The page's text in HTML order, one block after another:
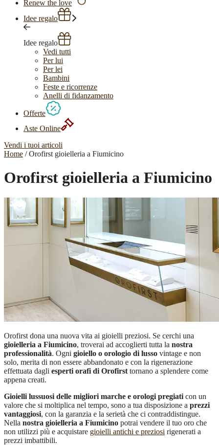
Renew the love
Idee regalo
Idee regalo
Vedi tutti
Per lui
Per lei
Bambini
Feste e ricorrenze
Anelli di fidanzamento
Offerte
Aste Online
Vendi i tuoi articoli
Home / Orofirst gioielleria a Fiumicino
Orofirst gioielleria a Fiumicino
Orofirst dona una nuova vita ai gioielli preziosi. Se cerchi una
gioielleria a Fiumicino, troverai ad accoglierti tutta la nostra
professionalità. Ogni gioiello o orologio di lusso vintage e non
solo, merita di non essere abbandonato e con la rigenerazione
effettuata dagli esperti orafi di Orofirst tornano a splendere come
appena creati.
Gioielli lussuosi delle migliori marche e orologi pregiati con un
valore che si moltiplica nel tempo, sono a tua disposizione a prezzi
vantaggiosi, con la garanzia e la serietà che ci contraddistingue.
Nella nostra gioielleria a Fiumicino potrai vendere il tuo oro che
non utilizzi più e acquistare gioielli antichi e preziosi rigenerati a
prezzi imbattibili.